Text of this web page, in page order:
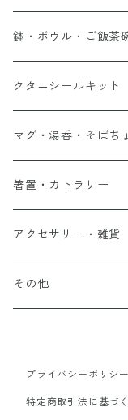
鉢・ボウル・ご飯茶
クタニシールキット
マグ・湯呑・そばち
箸置・カトラリー
アクセサリー・雑貨
その他
プライバシーポリシー
特定商取引法に基づ